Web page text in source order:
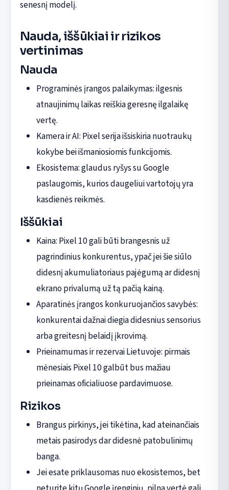
senesnį modelį.
Nauda, iššūkiai ir rizikos
vertinimas
Nauda
Programinės įrangos palaikymas: ilgesnis
atnaujinimų laikas reiškia geresnę ilgalaikę
vertę.
Kamera ir AI: Pixel serija išsiskiria nuotraukų
kokybe bei išmaniosiomis funkcijomis.
Ekosistema: glaudus ryšys su Google
paslaugomis, kurios daugeliui vartotojų yra
kasdienės reikmės.
Iššūkiai
Kaina: Pixel 10 gali būti brangesnis už
pagrindinius konkurentus, ypač jei šie siūlo
didesnį akumuliatoriaus pajėgumą ar didesnį
ekrano privalumą už tą pačią kainą.
Aparatinės įrangos konkuruojančios savybės:
konkurentai dažnai diegia didesnius sensorius
arba greitesnį belaidį įkrovimą.
Prieinamumas ir rezervai Lietuvoje: pirmais
mėnesiais Pixel 10 galbūt bus mažiau
prieinamas oficialiuose pardavimuose.
Rizikos
Brangus pirkinys, jei tikėtina, kad ateinančiais
metais pasirodys dar didesnė patobulinimų
banga.
Jei esate priklausomas nuo ekosistemos, bet